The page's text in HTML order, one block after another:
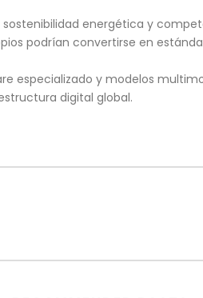
energética y
podrían convertirse en
especializado y modelos
digital global.